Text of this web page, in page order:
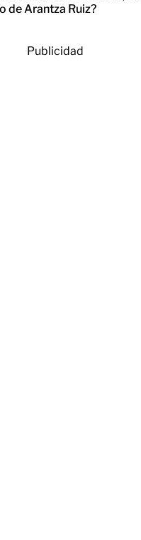
de Arantza Ruiz?
Publicidad